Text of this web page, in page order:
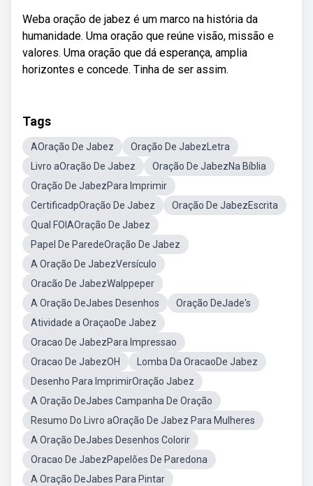
Weba oração de jabez é um marco na história da
humanidade. Uma oração que reúne visão, missão e
valores. Uma oração que dá esperança, amplia
horizontes e concede. Tinha de ser assim.
Tags
AOração De Jabez
Oração De JabezLetra
Livro aOração De Jabez
Oração De JabezNa Bíblia
Oração De JabezPara Imprimir
CertificadpOração De Jabez
Oração De JabezEscrita
Qual FOIAOração De Jabez
Papel De ParedeOração De Jabez
A Oração De JabezVersículo
Oracão De JabezWalppeper
A Oração DeJabes Desenhos
Oração DeJade's
Atividade a OraçaoDe Jabez
Oracao De JabezPara Impressao
Oracao De JabezOH
Lomba Da OracaoDe Jabez
Desenho Para ImprimirOração Jabez
A Oração DeJabes Campanha De Oração
Resumo Do Livro aOração De Jabez Para Mulheres
A Oração DeJabes Desenhos Colorir
Oracao De JabezPapelões De Paredona
A Oração DeJabes Para Pintar